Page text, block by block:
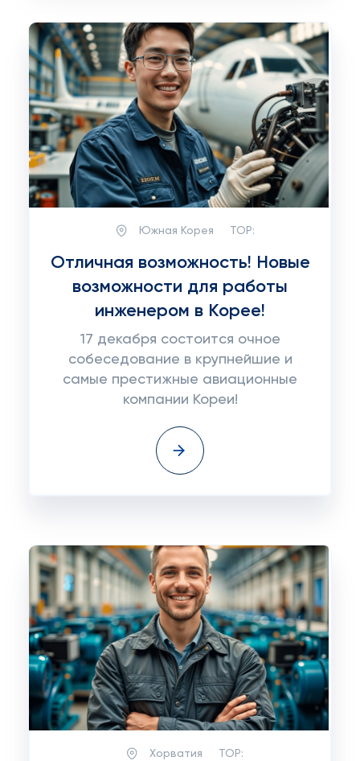
Южная Корея TOP:
Отличная возможность! Новые
возможности для работы
инженером в Корее!
17 декабря состоится очное
собеседование в крупнейшие и
самые престижные авиационные
компании Кореи!
Хорватия TOP: